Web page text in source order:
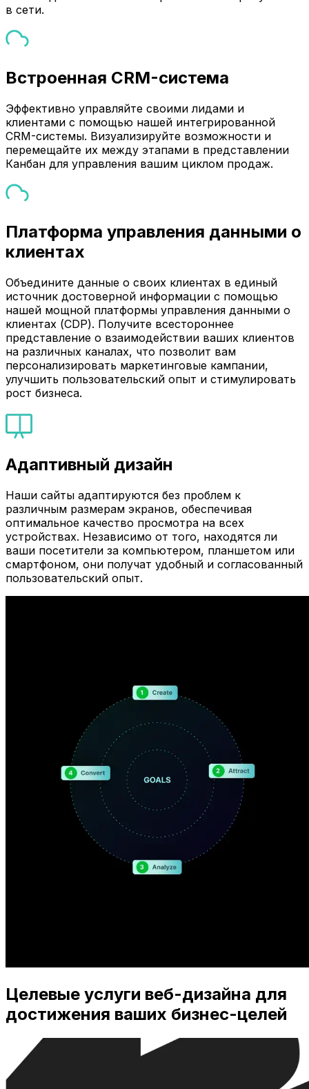
в сети.
Встроенная CRM-система
Эффективно управляйте своими лидами и
клиентами с помощью нашей интегрированной
CRM-системы. Визуализируйте возможности и
перемещайте их между этапами в представлении
Канбан для управления вашим циклом продаж.
Платформа управления данными о
клиентах
Объедините данные о своих клиентах в единый
источник достоверной информации с помощью
нашей мощной платформы управления данными о
клиентах (CDP). Получите всестороннее
представление о взаимодействии ваших клиентов
на различных каналах, что позволит вам
персонализировать маркетинговые кампании,
улучшить пользовательский опыт и стимулировать
рост бизнеса.
Адаптивный дизайн
Наши сайты адаптируются без проблем к
различным размерам экранов, обеспечивая
оптимальное качество просмотра на всех
устройствах. Независимо от того, находятся ли
ваши посетители за компьютером, планшетом или
смартфоном, они получат удобный и согласованный
пользовательский опыт.
Целевые услуги веб-дизайна для
достижения ваших бизнес-целей